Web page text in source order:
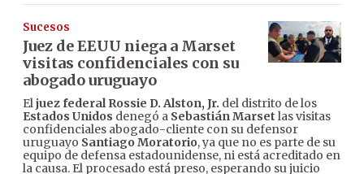
Sucesos
Juez de EEUU niega a Marset
visitas confidenciales con su
abogado uruguayo
Eljuez federal Rossie D. Alston, Jr. del distrito de los
Estados Unidos denegó a Sebastián Marset las visitas
confidenciales abogado-cliente con su defensor
uruguayo Santiago Moratorio, ya que no es parte de su
equipo de defensa estadounidense, ni está acreditado en
la causa. El procesado está preso, esperando su juicio